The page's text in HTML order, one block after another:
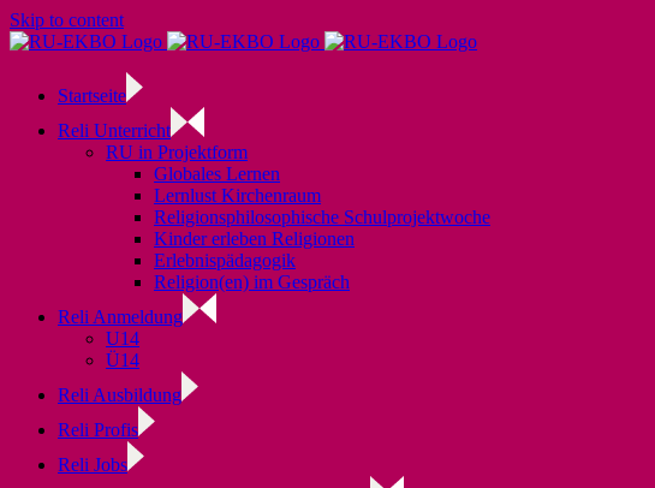
Skip to content
Startseite
Reli Unterricht
RU in Projektform
Globales Lernen
Lernlust Kirchenraum
Religionsphilosophische Schulprojektwoche
Kinder erleben Religionen
Erlebnispädagogik
Religion(en) im Gespräch
Reli Anmeldung
U14
Ü14
Reli Ausbildung
Reli Profis
Reli Jobs